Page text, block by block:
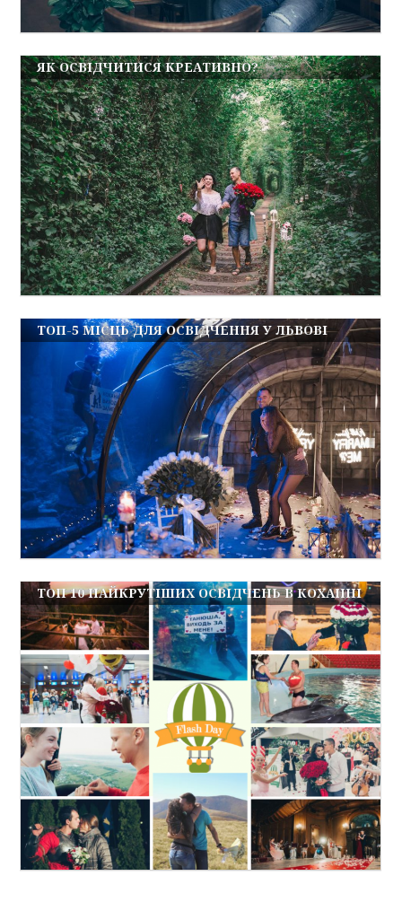
ЯК ОСВІДЧИТИСЯ КРЕАТИВНО?
ТОП-5 МІСЦЬ ДЛЯ ОСВІДЧЕННЯ У ЛЬВОВІ
ТОП 10 НАЙКРУТІШИХ ОСВІДЧЕНЬ В КОХАННІ